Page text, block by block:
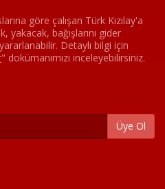
göre çalışan Türk Kızılay'a
yakacak, bağışlarını gider
Detaylı bilgi için
" dokümanımızı inceleyebilirsiniz.
Üye Ol